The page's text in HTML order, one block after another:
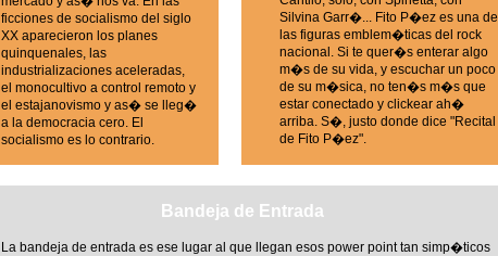
ficciones de socialismo del siglo
XX aparecieron los planes
quinquenales, las
industrializaciones aceleradas,
el monocultivo a control remoto y
el estajanovismo y as� se lleg�
a la democracia cero. El
socialismo es lo contrario.
Silvina Garr�... Fito P�ez es una de
las figuras emblem�ticas del rock
nacional. Si te quer�s enterar algo
m�s de su vida, y escuchar un poco
de su m�sica, no ten�s m�s que
estar conectado y clickear ah�
arriba. S�, justo donde dice "Recital
de Fito P�ez".
Bandeja de Entrada
La bandeja de entrada es ese lugar al que llegan esos power point tan simp�ticos